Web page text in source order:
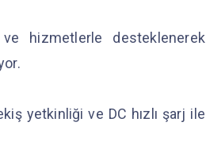
hizmetlerle desteklenerek
yetkinliği ve DC hızlı şarj ile